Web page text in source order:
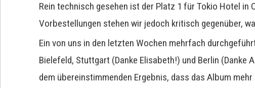
Rein technisch gesehen ist der Platz 1 für Tokio Hotel in
Vorbestellungen stehen wir jedoch kritisch gegenüber,
Ein von uns in den letzten Wochen mehrfach
Bielefeld, Stuttgart (Danke Elisabeth!) und Berlin (Danke
dem übereinstimmenden Ergebnis, dass das Album